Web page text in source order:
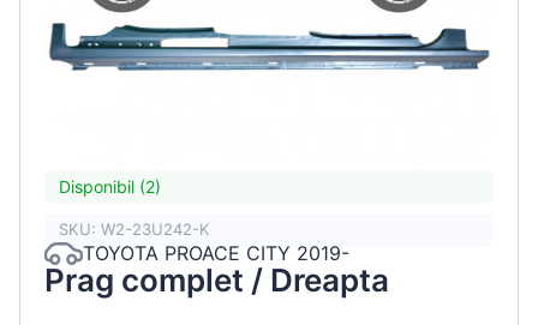
Disponibil (2)
SKU: W2-23U242-K
TOYOTA PROACE CITY 2019-
Prag complet / Dreapta